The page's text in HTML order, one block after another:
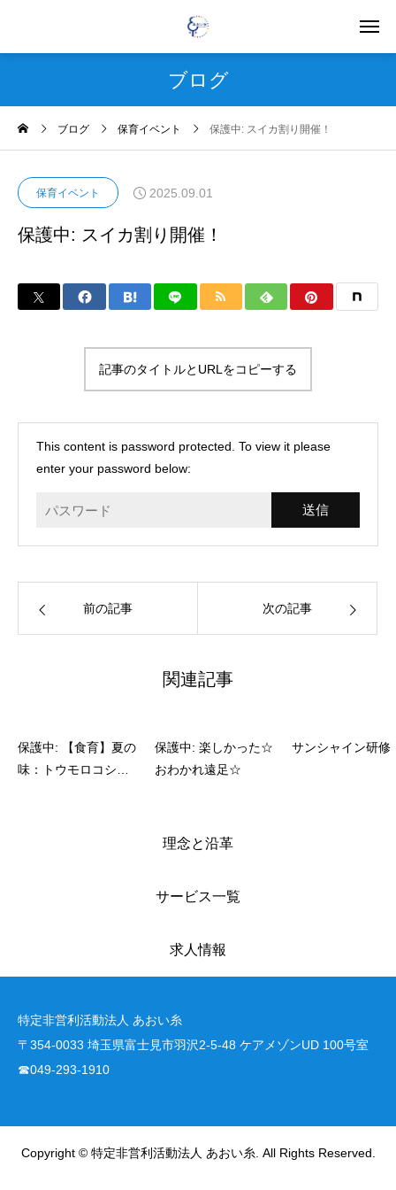
ブログ
ブログ 保育イベント 保護中: スイカ割り開催！
保育イベント 2025.09.01
保護中: スイカ割り開催！
記事のタイトルとURLをコピーする
This content is password protected. To view it please
enter your password below:
前の記事 次の記事
関連記事
保護中: 【食育】夏の
味：トウモロコシ、
保護中: 楽しかった☆
おわかれ遠足☆
サンシャイン研修
理念と沿革
サービス一覧
求人情報
特定非営利活動法人 あおい糸
〒354-0033 埼玉県富士見市羽沢2-5-48 ケアメゾンUD 100号室
☎049-293-1910
Copyright © 特定非営利活動法人 あおい糸. All Rights Reserved.